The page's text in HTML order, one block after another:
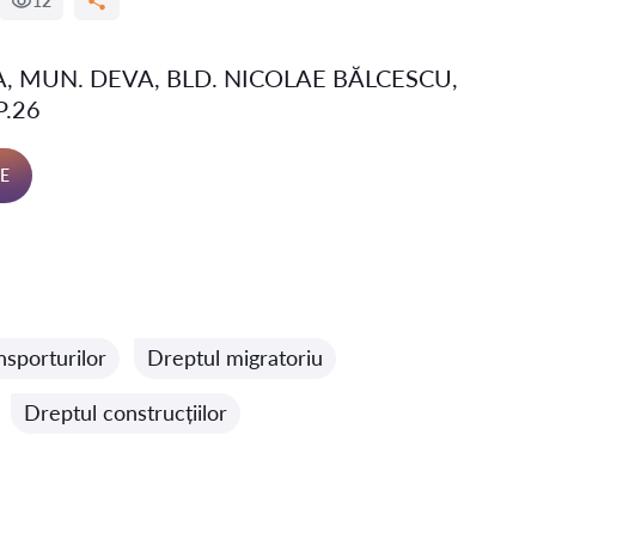
MUN. DEVA, BLD. NICOLAE BĂLCESCU,
Dreptul migratoriu
Dreptul construcțiilor